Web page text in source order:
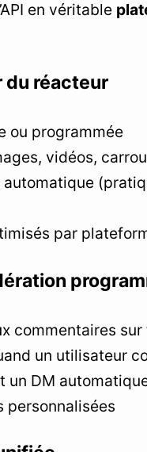
en véritable
du réacteur
ou programmée
vidéos,
par
commentaires
un utilisateur
un DM
personnalisées